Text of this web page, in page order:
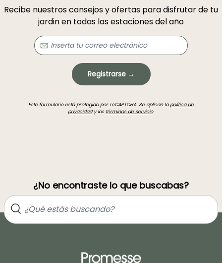
Recibe nuestros consejos y ofertas para disfrutar de tu
jardin en todas las estaciones del año
Registrarse →
Este formulario está protegido por reCAPTCHA. Se aplican lapolítica de
privacidady los términos de servicio.
¿No encontraste lo que buscabas?